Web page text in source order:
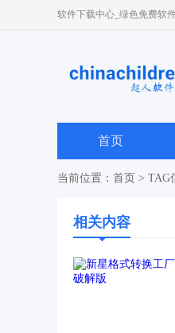
软件下载中心_绿色免费软
首页
当前位置： 首页 > TAG
相关内容